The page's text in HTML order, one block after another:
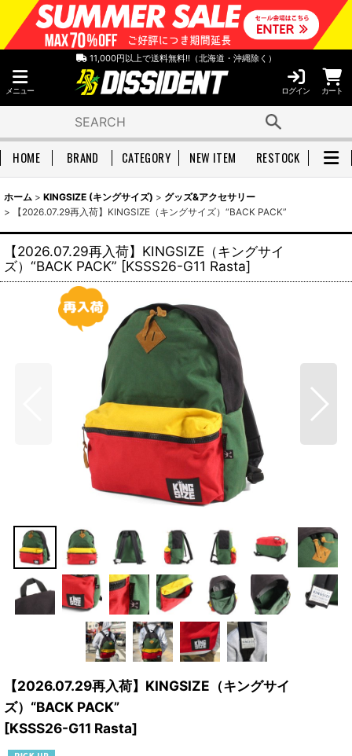
11,000円以上で送料無料!!（北海道・沖縄除く）
メニュー ログイン カート
HOME BRAND CATEGORY NEW ITEM RESTOCK
ホーム > KINGSIZE (キングサイズ) > グッズ&アクセサリー
>
【2026.07.29再入荷】KINGSIZE（キングサイズ）“BACK PACK”
【2026.07.29再入荷】KINGSIZE（キングサイ
ズ）“BACK PACK” [KSSS26-G11 Rasta]
【2026.07.29再入荷】KINGSIZE（キングサイ
ズ）“BACK PACK”
[KSSS26-G11 Rasta]